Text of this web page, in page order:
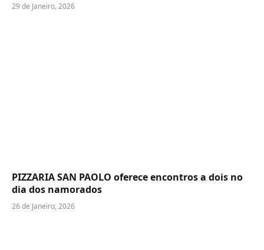
29 de Janeiro, 2026
PIZZARIA SAN PAOLO oferece encontros a dois no
dia dos namorados
26 de Janeiro, 2026